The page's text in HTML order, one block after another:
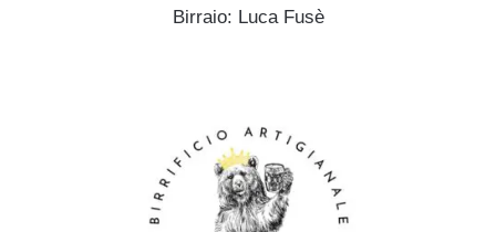
Birraio: Luca Fusè